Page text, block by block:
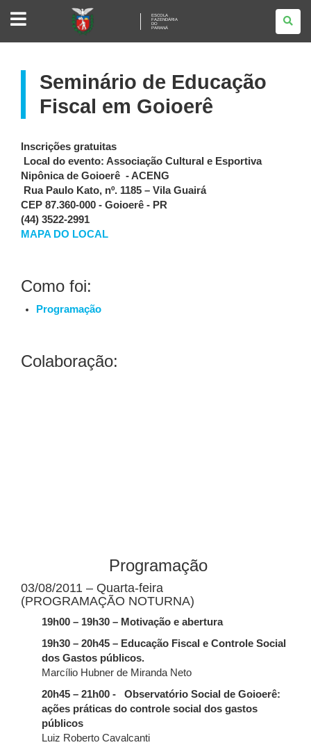
ESCOLA
FAZENDÁRIA
PARANÁ
ESCOLA
FAZENDÁRIA
DO
PARANÁ
Seminário de Educação
Fiscal em Goioerê
Inscrições gratuitas
Local do evento: Associação Cultural e Esportiva
Nipônica de Goioerê - ACENG
Rua Paulo Kato, nº. 1185 – Vila Guairá
CEP 87.360-000 - Goioerê - PR
(44) 3522-2991
MAPA DO LOCAL
Como foi:
Programação
Colaboração:
Programação
03/08/2011 – Quarta-feira
(PROGRAMAÇÃO NOTURNA)
19h00 – 19h30 – Motivação e abertura
19h30 – 20h45 – Educação Fiscal e Controle Social
dos Gastos públicos.
Marcílio Hubner de Miranda Neto
20h45 – 21h00 - Observatório Social de Goioerê:
ações práticas do controle social dos gastos
públicos
Luiz Roberto Cavalcanti